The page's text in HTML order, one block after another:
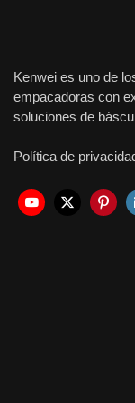
Kenwei es uno de
empacadoras con
soluciones de
Política de